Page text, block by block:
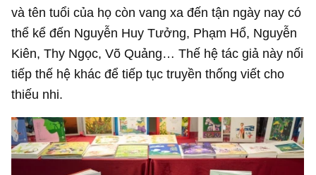
và tên tuổi của họ còn vang xa đến tận ngày nay có
thể kể đến Nguyễn Huy Tưởng, Phạm Hổ, Nguyễn
Kiên, Thy Ngọc, Võ Quảng… Thế hệ tác giả này nối
tiếp thế hệ khác để tiếp tục truyền thống viết cho
thiếu nhi.